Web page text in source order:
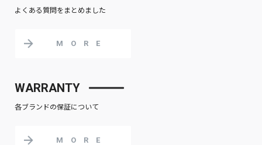
よくある質問をまとめました
MORE
WARRANTY
各ブランドの保証について
MORE